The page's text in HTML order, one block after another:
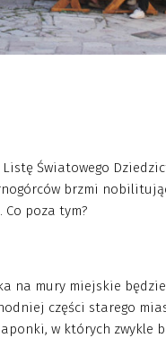
Światowego
brzmi
poza tym?
na mury miejskie
części starego
w których zwykle